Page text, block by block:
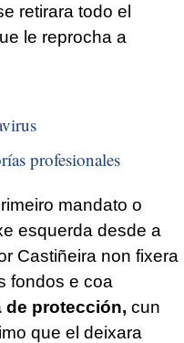
retirara todo el
le reprocha a
profesionales
mandato o
esquerda desde a
Castiñeira non fixera
fondos e coa
de protección, cun
que el deixara